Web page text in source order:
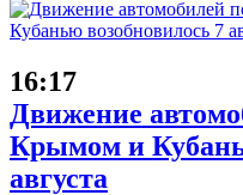
16:17
Движение
Крымом и
августа